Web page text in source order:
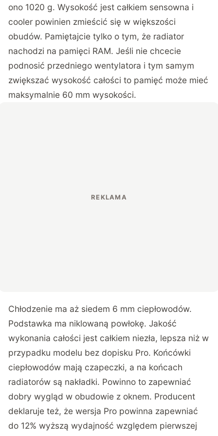
ono 1020 g. Wysokość jest całkiem sensowna i
cooler powinien zmieścić się w większości
obudów. Pamiętajcie tylko o tym, że radiator
nachodzi na pamięci RAM. Jeśli nie chcecie
podnosić przedniego wentylatora i tym samym
zwiększać wysokość całości to pamięć może mieć
maksymalnie 60 mm wysokości.
Chłodzenie ma aż siedem 6 mm ciepłowodów.
Podstawka ma niklowaną powłokę. Jakość
wykonania całości jest całkiem niezła, lepsza niż w
przypadku modelu bez dopisku Pro. Końcówki
ciepłowodów mają czapeczki, a na końcach
radiatorów są nakładki. Powinno to zapewniać
dobry wygląd w obudowie z oknem. Producent
deklaruje też, że wersja Pro powinna zapewniać
do 12% wyższą wydajność względem pierwszej